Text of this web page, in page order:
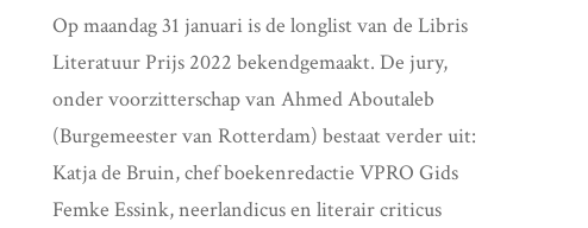
Op maandag 31 januari is de longlist van de Libris
Literatuur Prijs 2022 bekendgemaakt. De jury,
onder voorzitterschap van Ahmed Aboutaleb
(Burgemeester van Rotterdam) bestaat verder uit:
Katja de Bruin, chef boekenredactie VPRO Gids
Femke Essink, neerlandicus en literair criticus